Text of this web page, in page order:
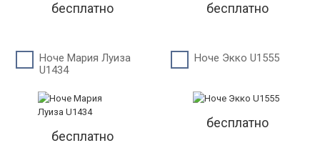
бесплатно бесплатно
Ноче Мария Луиза
U1434
бесплатно
Ноче Экко U1555
бесплатно